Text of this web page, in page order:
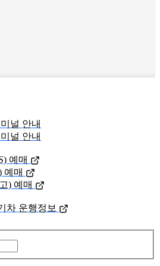
널 안내
널 안내
예매
예매
) 예매
차 운행정보